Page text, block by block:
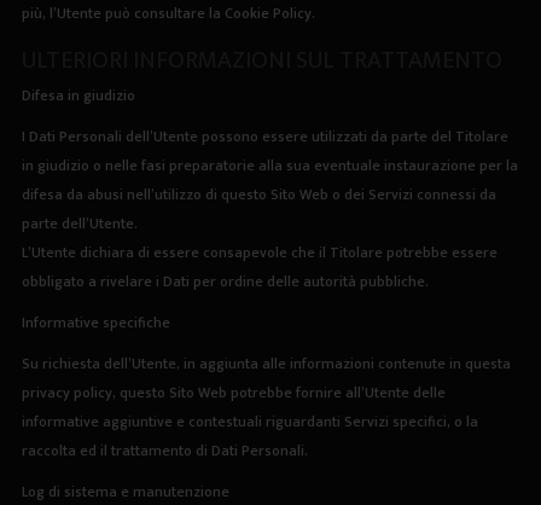
più, l’Utente può consultare la Cookie Policy.
Difesa in giudizio
I Dati Personali dell’Utente possono essere utilizzati da parte del Titolare
in giudizio o nelle fasi preparatorie alla sua eventuale instaurazione per la
difesa da abusi nell’utilizzo di questo Sito Web o dei Servizi connessi da
parte dell’Utente.
L’Utente dichiara di essere consapevole che il Titolare potrebbe essere
obbligato a rivelare i Dati per ordine delle autorità pubbliche.
Informative specifiche
Su richiesta dell’Utente, in aggiunta alle informazioni contenute in questa
privacy policy, questo Sito Web potrebbe fornire all’Utente delle
informative aggiuntive e contestuali riguardanti Servizi specifici, o la
raccolta ed il trattamento di Dati Personali.
Log di sistema e manutenzione